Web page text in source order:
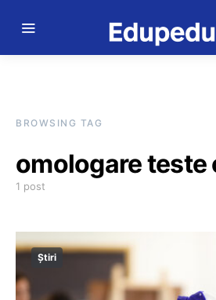
BROWSING TAG
omologare teste
1 post
Știri